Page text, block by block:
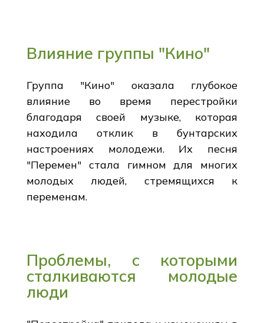
Влияние группы "Кино"
Группа "Кино" оказала глубокое
влияние во время перестройки
благодаря своей музыке, которая
находила отклик в бунтарских
настроениях молодежи. Их песня
"Перемен" стала гимном для многих
молодых людей, стремящихся к
переменам.
Проблемы, с которыми
сталкиваются молодые
люди